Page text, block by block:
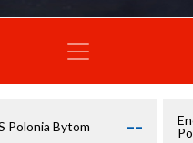
Polonia Bytom --